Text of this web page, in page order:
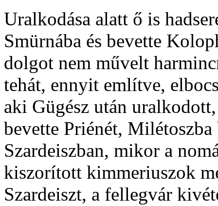
Uralkodása alatt ő is
Smürnába és bevette
dolgot nem művelt
tehát, ennyit említve,
aki Gügész után
bevette Priénét,
Szardeiszban, mikor a
kiszorított kimmeriuszok
Szardeiszt, a fellegvár